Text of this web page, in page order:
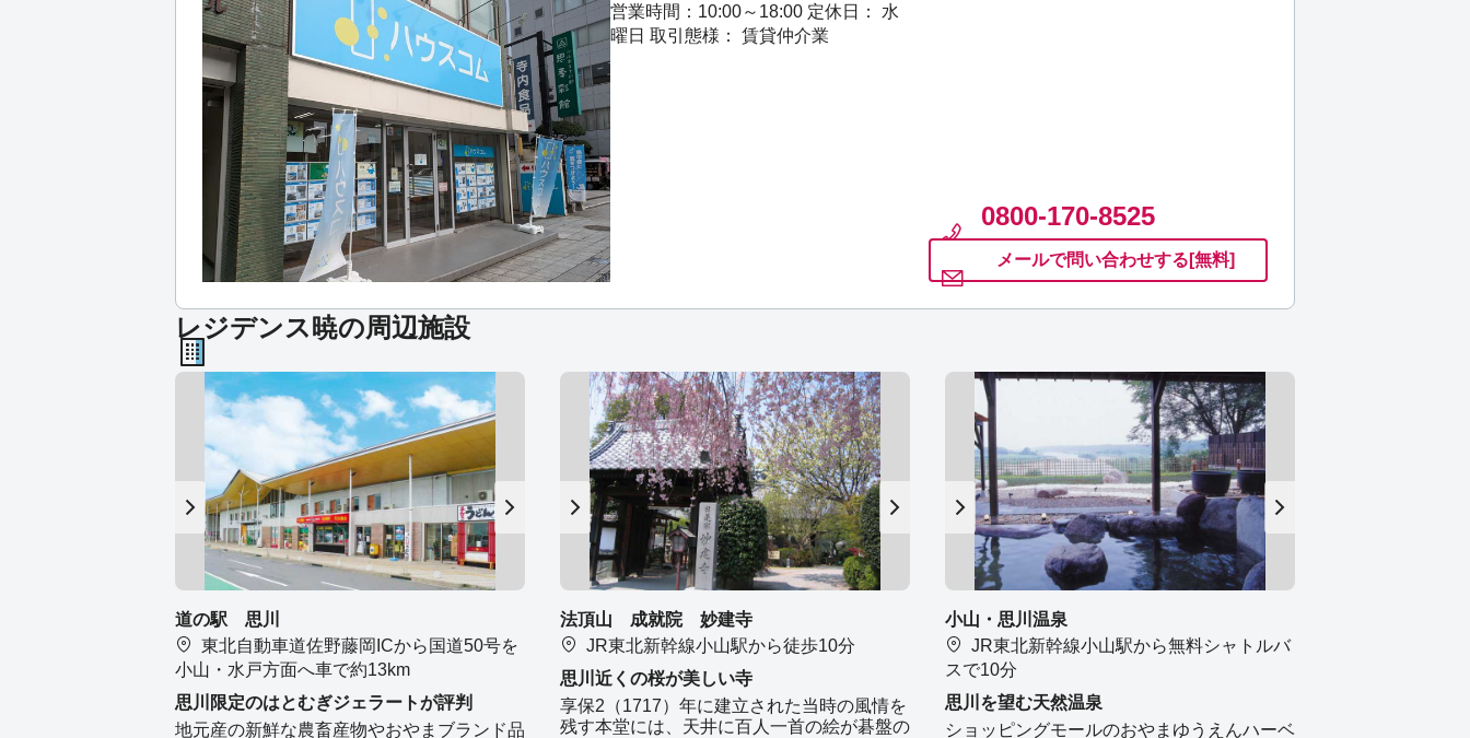
営業時間：10:00～18:00 定休日： 水
曜日取引態様： 賃貸仲介業
0800-170-8525
メールで問い合わせする [無料]
レジデンス暁の周辺施設
道の駅 思川
東北自動車道佐野藤岡ICから国道50号を
小山・水戸方面へ車で約13km
思川限定のはとむぎジェラートが評判
地元産の新鮮な農畜産物やおやまブランド品
法頂山 成就院 妙建寺
JR東北新幹線小山駅から徒歩10分
思川近くの桜が美しい寺
享保2（1717）年に建立された当時の風情を
残す本堂には、天井に百人一首の絵が碁盤の
小山・思川温泉
JR東北新幹線小山駅から無料シャトルバ
スで10分
思川を望む天然温泉
ショッピングモールのおやまゆうえんハーベ